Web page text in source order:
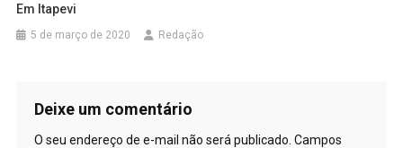
Em Itapevi
5 de março de 2020 Redação
Deixe um comentário
O seu endereço de e-mail não será publicado. Campos